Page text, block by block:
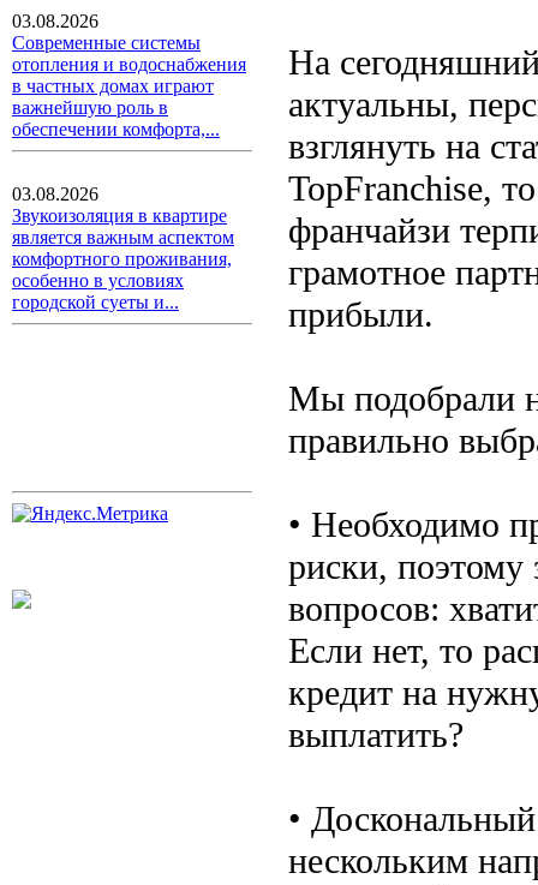
03.08.2026
Современные системы
отопления и водоснабжения
в частных домах играют
важнейшую роль в
обеспечении комфорта,...
03.08.2026
Звукоизоляция в квартире
является важным аспектом
комфортного проживания,
особенно в условиях
городской суеты и...
На
актуальны,
взглянуть на
TopFranchise,
франчайзи
грамотное
прибыли.
Мы подобрали
правильно
• Необходимо
риски, поэтому
вопросов:
Если нет, то
кредит на
выплатить?
•
нескольким